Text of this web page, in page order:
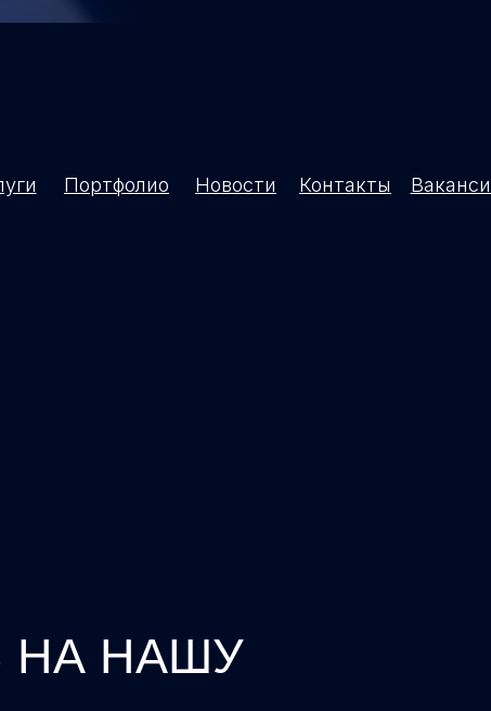
НА НАШУ
Контакты
Новости
Портфолио